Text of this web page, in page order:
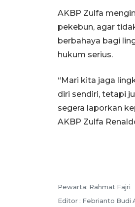
AKBP Zulfa
pekebun, agar
berbahaya bagi
hukum serius.
“Mari kita jaga
diri sendiri, tetapi
segera laporkan
AKBP Zulfa
Pewarta: Rahmat Fajri
Editor : Febrianto Budi